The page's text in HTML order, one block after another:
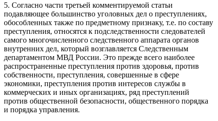
5. Согласно части третьей комментируемой статьи
подавляющее большинство уголовных дел о преступлениях,
обособленных также по предметному признаку, т.е. по составу
преступления, относятся к подследственности следователей
самого многочисленного следственного аппарата органов
внутренних дел, который возглавляется Следственным
департаментом МВД России. Это прежде всего наиболее
распространенные преступления против здоровья, против
собственности, преступления, совершенные в сфере
экономики, преступления против интересов службы в
коммерческих и иных организациях, ряд преступлений
против общественной безопасности, общественного порядка
и порядка управления.